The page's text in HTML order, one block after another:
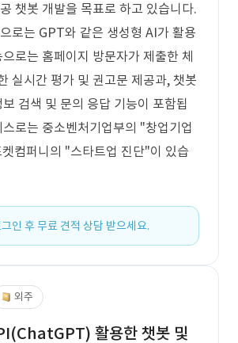
챗봇 개발을 목표로 하고 있습니다.
로는 GPT와 같은 생성형 AI가 활용
로는 홈페이지 방문자가 제출한 체
실시간 평가 및 권고문 제공과, 챗봇
검색 및 문의 응답 기능이 포함됩
로는 중소벤처기업부의 "창업기업
컴퍼니의 "스타트업 진단"이 있습
인 후 무료 견적 상담 받으세요.
외주
활용한 챗봇 및